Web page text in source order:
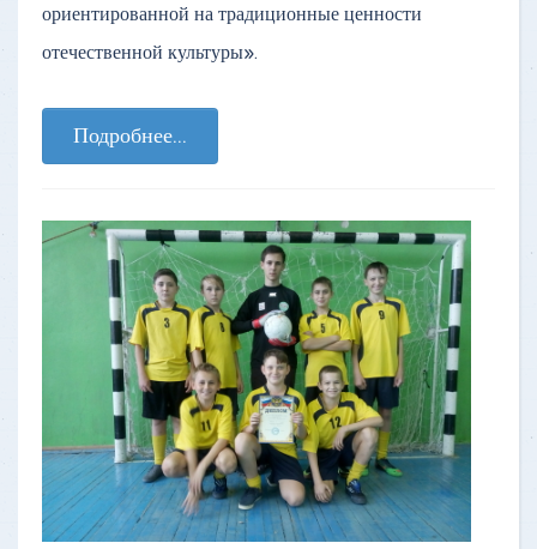
ориентированной на традиционные ценности
отечественной культуры».
Подробнее...